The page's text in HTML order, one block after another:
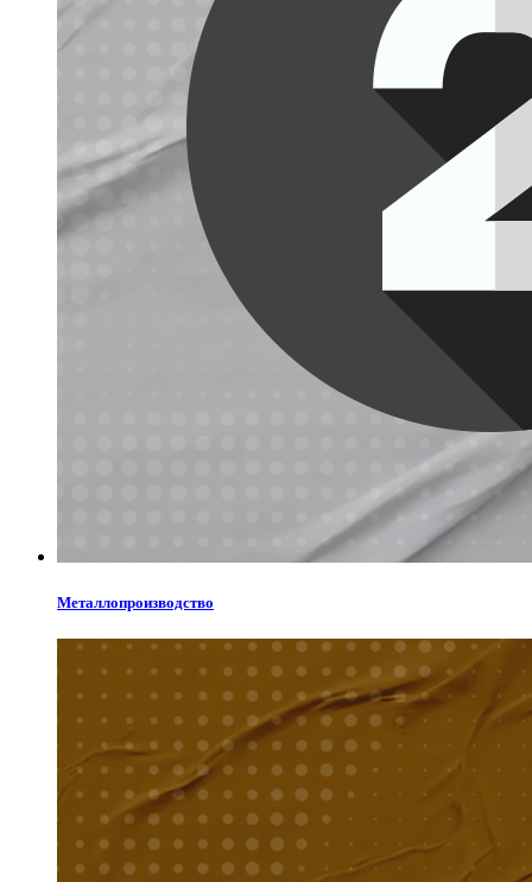
Металлопроизводство